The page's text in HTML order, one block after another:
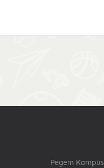
Pegem Kampüs